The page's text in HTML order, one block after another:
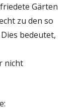
Gärten
zu den so
bedeutet,
nicht